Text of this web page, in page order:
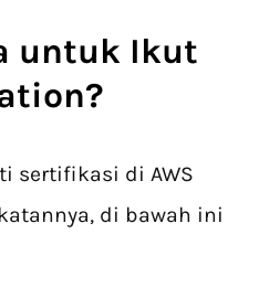
untuk Ikut
?
sertifikasi di AWS
di bawah ini